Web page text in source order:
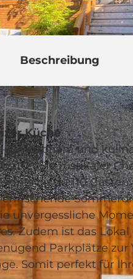
Beschreibung
Küche
und
Sie rustikaler
bis zu 110
unvergessliche
Zudem ist das
Parkplätze
Somit perfekt für